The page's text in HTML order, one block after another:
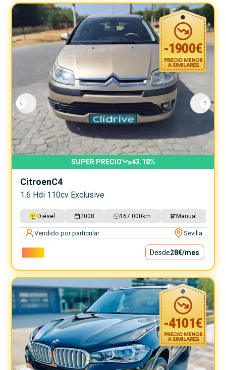
-1900€
SUPER PRECIO 43.18%
CitroenC4
1.6 Hdi 110cv Exclusive
Diésel 2008 167.000 km Manual
Vendido por particular Sevilla
Desde28€/mes
-4101€